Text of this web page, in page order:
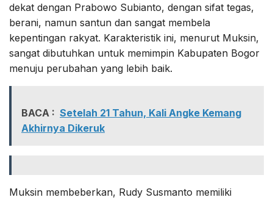
dekat dengan Prabowo Subianto, dengan sifat tegas,
berani, namun santun dan sangat membela
kepentingan rakyat. Karakteristik ini, menurut Muksin,
sangat dibutuhkan untuk memimpin Kabupaten Bogor
menuju perubahan yang lebih baik.
BACA : Setelah 21 Tahun, Kali Angke Kemang
Akhirnya Dikeruk
Muksin membeberkan, Rudy Susmanto memiliki